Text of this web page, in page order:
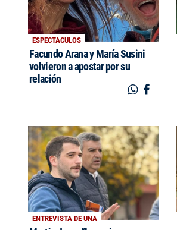
ESPECTACULOS
Facundo Arana y María Susini
volvieron a apostar por su
relación
ENTREVISTA DE UNA